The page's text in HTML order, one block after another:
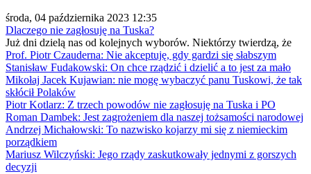
środa, 04 października 2023 12:35
Dlaczego nie zagłosuję na Tuska?
Już dni dzielą nas od kolejnych wyborów. Niektórzy twierdzą, że
Prof. Piotr Czauderna: Nie akceptuję, gdy gardzi się słabszym
Stanisław Fudakowski: On chce rządzić i dzielić a to jest za mało
Mikołaj Jacek Kujawian: nie mogę wybaczyć panu Tuskowi, że tak
skłócił Polaków
Piotr Kotlarz: Z trzech powodów nie zagłosuję na Tuska i PO
Roman Dambek: Jest zagrożeniem dla naszej tożsamości narodowej
Andrzej Michałowski: To nazwisko kojarzy mi się z niemieckim
porządkiem
Mariusz Wilczyński: Jego rządy zaskutkowały jednymi z gorszych
decyzji